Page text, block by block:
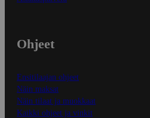
Ohjeet
Ensitilaajan ohjeet
Näin maksat
Näin tilaat ja muokkaat
Kaikki ohjeet ja vinkit